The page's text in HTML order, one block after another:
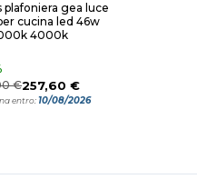
plafoniera gea luce
cucina led 46w
4000k
€257,60 €
entro:10/08/2026